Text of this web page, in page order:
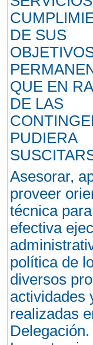
DE SUS
QUE EN
DE LAS
PUDIERA
Asesorar,
proveer
técnica
efectiva
política de
diversos
actividades
realizadas
Delegación.